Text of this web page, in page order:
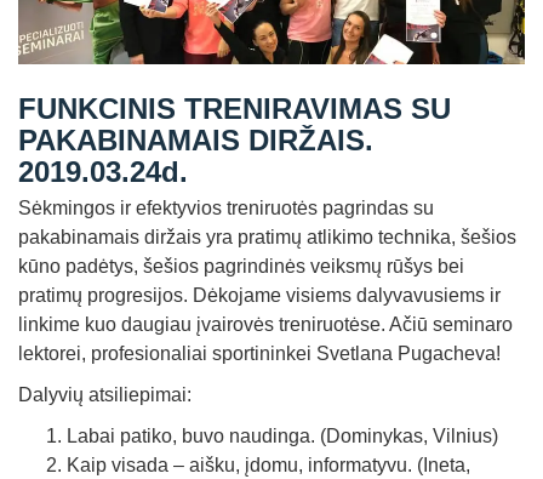
Dėstytojai
Straipsniai
Sėkmės istorijos
Atsiliepimai
Kontaktai
FUNKCINIS TRENIRAVIMAS SU
PAKABINAMAIS DIRŽAIS.
2019.03.24d.
Sėkmingos ir efektyvios treniruotės pagrindas su
pakabinamais diržais yra pratimų atlikimo technika, šešios
kūno padėtys, šešios pagrindinės veiksmų rūšys bei
pratimų progresijos. Dėkojame visiems dalyvavusiems ir
linkime kuo daugiau įvairovės treniruotėse. Ačiū seminaro
lektorei, profesionaliai sportininkei Svetlana Pugacheva!
Dalyvių atsiliepimai:
Labai patiko, buvo naudinga. (Dominykas, Vilnius)
Kaip visada – aišku, įdomu, informatyvu. (Ineta,